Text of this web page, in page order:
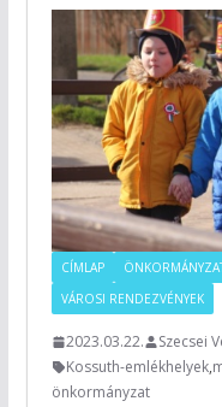
CÍMLAP
VÁROSI RENDEZVÉNYEK
2023.03.22.
Szecsei
Kossuth-emlékhelyek,
önkormányzat